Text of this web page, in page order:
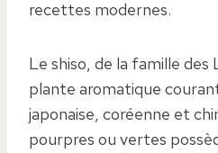
recettes modernes.
Le shiso, de la famille des
plante aromatique
japonaise, coréenne et
pourpres ou vertes